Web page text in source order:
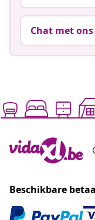
Chat met ons
Beschikbare